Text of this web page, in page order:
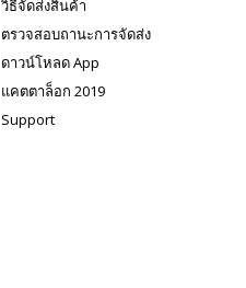
วิธีจัดส่งสินค้า
ตรวจสอบถานะการจัดส่ง
ดาวน์โหลด App
แคตตาล็อก 2019
Support